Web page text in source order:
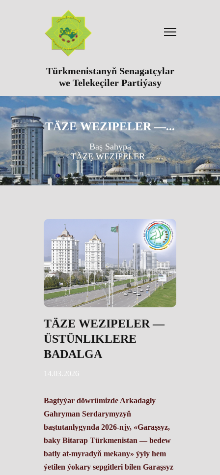
Türkmenistanyň Senagatçylar
we Telekeçiler Partiýasy
TÄZE WEZIPELER —...
Baş Sahypa
TÄZE WEZIPELER —...
TÄZE WEZIPELER —
ÜSTÜNLIKLERE
BADALGA
14.03.2026
Bagtyýar döwrümizde Arkadagly
Gahryman Serdarymyzyň
baştutanlygynda 2026-njy, «Garaşsyz,
baky Bitarap Türkmenistan — bedew
batly at-myradyň mekany» ýyly hem
ýetilen ýokary sepgitleri bilen Garaşsyz